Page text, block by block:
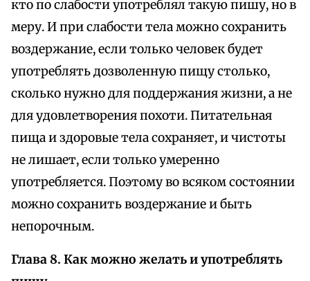
кто по слабости употреблял такую пишу, но в
меру. И при слабости тела можно сохранить
воздержание, если только человек будет
употреблять дозволенную пищу столько,
сколько нужно для поддержания жизни, а не
для удовлетворения похоти. Питательная
пища и здоровые тела сохраняет, и чистоты
не лишает, если только умеренно
употребляется. Поэтому во всяком состоянии
можно сохранить воздержание и быть
непорочным.
Глава 8. Как можно желать и употреблять